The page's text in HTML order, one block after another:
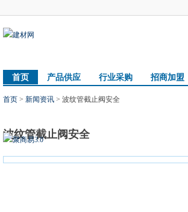
首页 产品供应 行业采购 招商加盟
首页 > 新闻资讯 > 波纹管截止阀安全
波纹管截止阀安全